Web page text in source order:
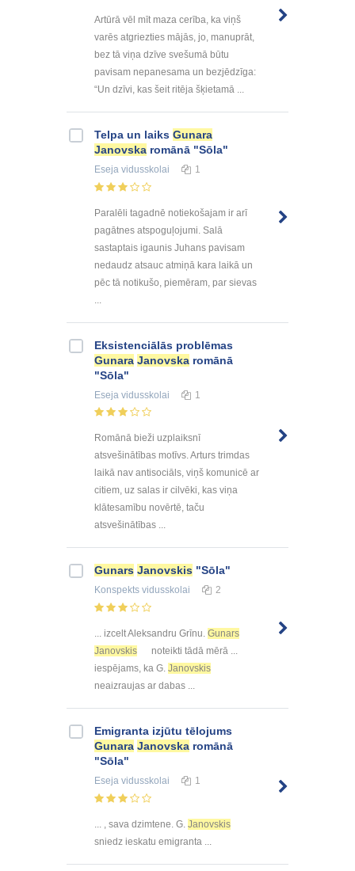
Artūrā vēl mīt maza cerība, ka viņš
varēs atgriezties mājās, jo, manuprāt,
bez tā viņa dzīve svešumā būtu
pavisam nepanesama un bezjēdzīga:
“Un dzīvi, kas šeit ritēja šķietamā ...
Telpa un laiks Gunara
Janovska romānā "Sōla"
Eseja vidusskolai 1
Paralēli tagadnē notiekošajam ir arī
pagātnes atspoguļojumi. Salā
sastaptais igaunis Juhans pavisam
nedaudz atsauc atmiņā kara laikā un
pēc tā notikušo, piemēram, par sievas
Eksistenciālās problēmas
Gunara Janovska romānā
"Sōla"
Eseja vidusskolai 1
Romānā bieži uzplaiksnī
atsvešinātības motīvs. Arturs trimdas
laikā nav antisociāls, viņš komunicē ar
citiem, uz salas ir cilvēki, kas viņa
klātesamību novērtē, taču
atsvešinātības ...
Gunars Janovskis "Sōla"
Konspekts vidusskolai 2
... izcelt Aleksandru Grīnu. Gunars
Janovskis
noteikti tādā mērā ...
iespējams, ka G. Janovskis
neaizraujas ar dabas ...
Emigranta izjūtu tēlojums
Gunara Janovska romānā
"Sōla"
Eseja vidusskolai 1
... , sava dzimtene. G. Janovskis
sniedz ieskatu emigranta ...